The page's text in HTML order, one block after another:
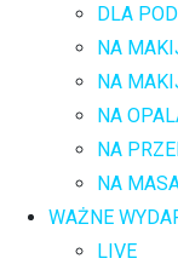
DLA
NA
NA
NA
NA
NA
WAŻNE
LIVE